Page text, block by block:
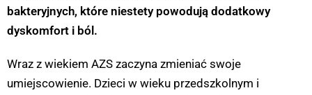
bakteryjnych, które niestety powodują dodatkowy
dyskomfort i ból.
Wraz z wiekiem AZS zaczyna zmieniać swoje
umiejscowienie. Dzieci w wieku przedszkolnym i